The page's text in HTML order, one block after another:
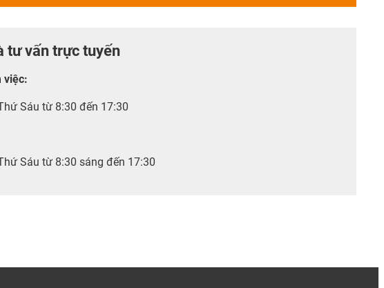
tư vấn trực tuyến
việc:
Sáu từ 8:30 đến 17:30
Sáu từ 8:30 sáng đến 17:30